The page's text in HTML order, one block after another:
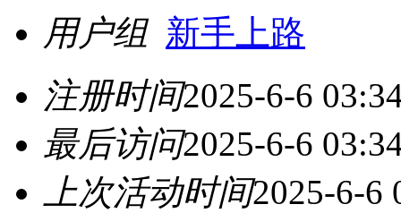
用户组 新手上路
注册时间2025-6-6
最后访问2025-6-6
上次活动时间2025-6-6